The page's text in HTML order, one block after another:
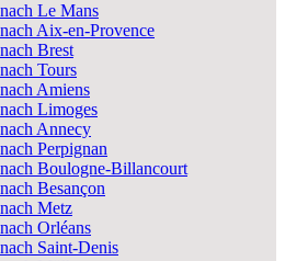
Le Mans
Aix-en-Provence
Brest
Tours
Amiens
Limoges
Annecy
Perpignan
Boulogne-Billancourt
Besançon
Metz
Orléans
Saint-Denis